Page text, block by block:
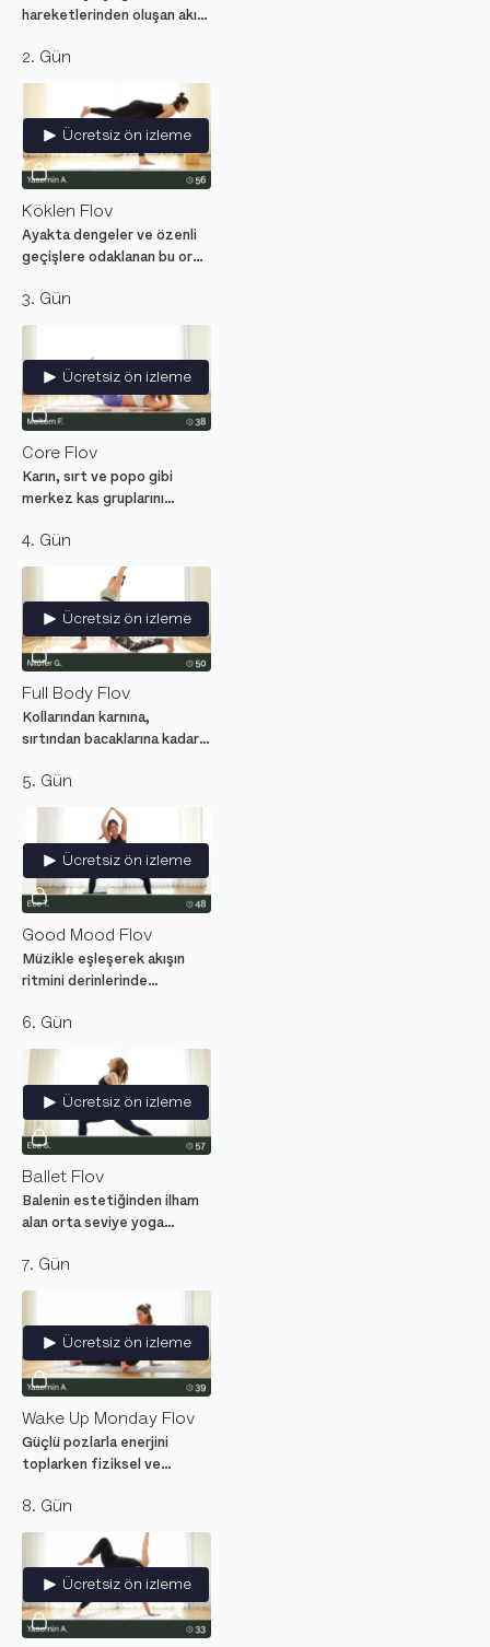
hareketlerinden oluşan akış
sesi şefkatli bir ses ile
değiştirmeyi öğreniyoruz.
2. Gün
Ücretsiz ön izleme
Köklen Flov
Ayakta dengeler ve özenli
geçişlere odaklanan bu orta
gibi matına köklenmeyi
öğretiyor.
3. Gün
Ücretsiz ön izleme
Core Flov
Karın, sırt ve popo gibi
merkez kas gruplarını
hareketleri.
4. Gün
Ücretsiz ön izleme
Full Body Flov
Kollarından karnına,
sırtından bacaklarına kadar
güçlendirecek yoga dersi.
5. Gün
Ücretsiz ön izleme
Good Mood Flov
Müzikle eşleşerek akışın
ritmini derinlerinde
garantili orta seviye yoga
dersi.
6. Gün
Ücretsiz ön izleme
Ballet Flov
Balenin estetiğinden ilham
alan orta seviye yoga
yogayı birleştir.
7. Gün
Ücretsiz ön izleme
Wake Up Monday Flov
Güçlü pozlarla enerjini
toplarken fiziksel ve
sağlayacak orta seviye
yoga hareketleri.
8. Gün
Ücretsiz ön izleme